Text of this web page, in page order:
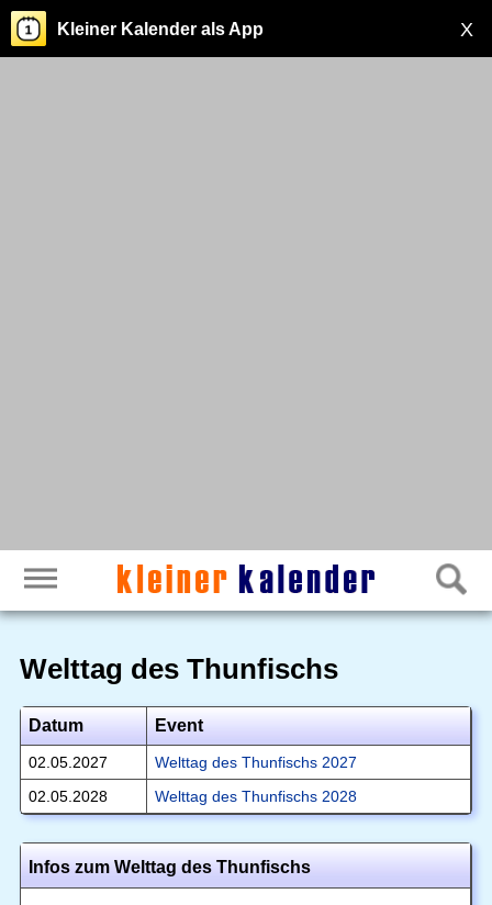
X
Kleiner Kalender als App
Welttag des Thunfischs
Datum Event
02.05.2027
Welttag des Thunfischs 2027
02.05.2028
Welttag des Thunfischs 2028
Infos zum Welttag des Thunfischs